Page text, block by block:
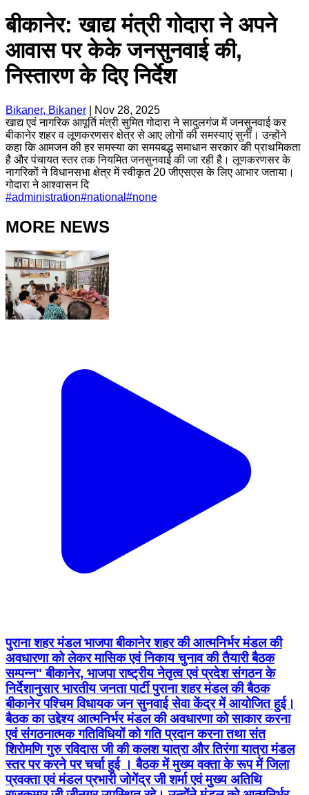
बीकानेर: खाद्य मंत्री गोदारा ने अपने
आवास पर केके जनसुनवाई की,
निस्तारण के दिए निर्देश
Bikaner, Bikaner
Nov 28, 2025
खाद्य एवं नागरिक आपूर्ति मंत्री सुमित गोदारा ने सादुलगंज में जनसुनवाई कर
बीकानेर शहर व लूणकरणसर क्षेत्र से आए लोगों की समस्याएं सुनीं। उन्होंने
कहा कि आमजन की हर समस्या का समयबद्ध समाधान सरकार की प्राथमिकता
है और पंचायत स्तर तक नियमित जनसुनवाई की जा रही है। लूणकरणसर के
नागरिकों ने विधानसभा क्षेत्र में स्वीकृत 20 जीएसएस के लिए आभार जताया।
गोदारा ने आश्वासन दि
#administration#national #none
MORE NEWS
पुराना शहर मंडल भाजपा बीकानेर शहर की आत्मनिर्भर मंडल की
अवधारणा को लेकर मासिक एवं निकाय चुनाव की तैयारी बैठक
सम्पन्न" बीकानेर, भाजपा राष्ट्रीय नेतृत्व एवं प्रदेश संगठन के
निर्देशानुसार भारतीय जनता पार्टी पुराना शहर मंडल की बैठक
बीकानेर पश्चिम विधायक जन सुनवाई सेवा केंद्र में आयोजित हुई।
बैठक का उद्देश्य आत्मनिर्भर मंडल की अवधारणा को साकार करना
एवं संगठनात्मक गतिविधियों को गति प्रदान करना तथा संत
शिरोमणि गुरु रविदास जी की कलश यात्रा और तिरंगा यात्रा मंडल
स्तर पर करने पर चर्चा हुई । बैठक में मुख्य वक्ता के रूप में जिला
प्रवक्ता एवं मंडल प्रभारी जोगेंद्र जी शर्मा एवं मुख्य अतिथि